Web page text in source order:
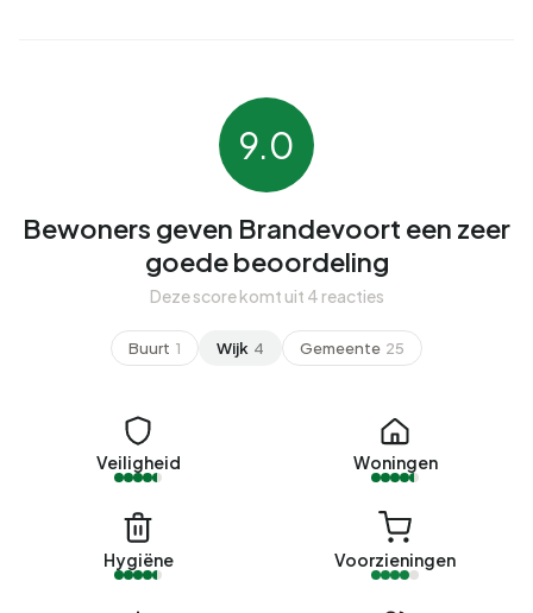
9.0
Bewoners geven Brandevoort een zeer
goede beoordeling
Deze score komt uit 4 reacties
Buurt 1 Wijk 4 Gemeente 25
Veiligheid Woningen
Hygiëne Voorzieningen